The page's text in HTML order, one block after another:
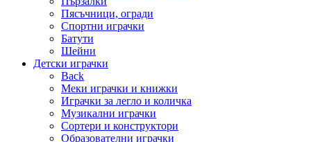
Пясъчници, огради
Спортни играчки
Батути
Шейни
Детски играчки
Back
Меки играчки и книжки
Играчки за легло и количка
Музикални играчки
Сортери и конструктори
Образователни играчки